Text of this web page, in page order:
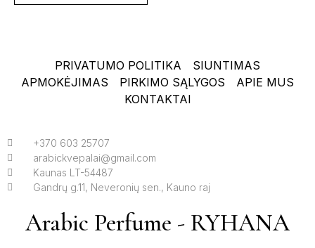
PRIVATUMO POLITIKA
SIUNTIMAS
APMOKĖJIMAS
PIRKIMO SĄLYGOS
APIE MUS
KONTAKTAI
+370 603 25707
arabickvepalai@gmail.com
Kaunas LT-54487
Gandrų g.11, Neveronių sen., Kauno raj
Arabic Perfume - RYHANA